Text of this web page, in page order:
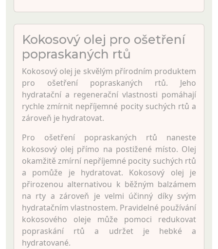
Kokosový olej pro ošetření
popraskaných rtů
Kokosový olej je skvělým přírodním produktem
pro ošetření popraskaných rtů. Jeho
hydratační a regenerační vlastnosti pomáhají
rychle zmírnit nepříjemné pocity suchých rtů a
zároveň je hydratovat.
Pro ošetření popraskaných rtů naneste
kokosový olej přímo na postižené místo. Olej
okamžitě zmírní nepříjemné pocity suchých rtů
a pomůže je hydratovat. Kokosový olej je
přirozenou alternativou k běžným balzámem
na rty a zároveň je velmi účinný díky svým
hydratačním vlastnostem. Pravidelné používání
kokosového oleje může pomoci redukovat
popraskání rtů a udržet je hebké a
hydratované.